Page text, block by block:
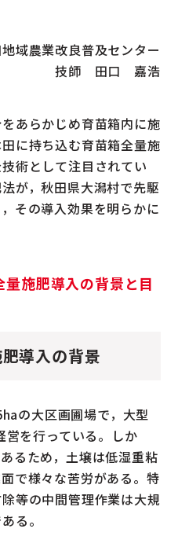
域農業改良普及センター
技師 田口 嘉浩
あらかじめ育苗箱内に施
に持ち込む育苗箱全量施
術として注目されてい
が，秋田県大潟村で先駆
その導入効果を明らかに
施肥導入の背景と目
肥導入の背景
の大区画圃場で，大型
を行っている。しか
るため，土壌は低湿重粘
で様々な苦労がある。特
等の中間管理作業は大規
る。